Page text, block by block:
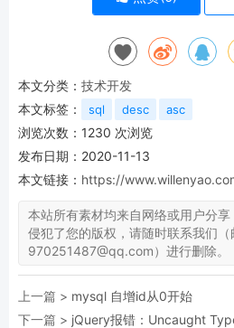
本文分类： 技术开发
本文标签：
sql desc asc
浏览次数： 1230 次浏览
发布日期：2020-11-13
本文链接： https://
本站所有素材均来自网络或用户分
侵犯了您的版权，请随时联系我们（
970251487@qq.com）进行删除。
上一篇 > mysql 自增id从0开始
下一篇 > jQuery报错：Uncaught